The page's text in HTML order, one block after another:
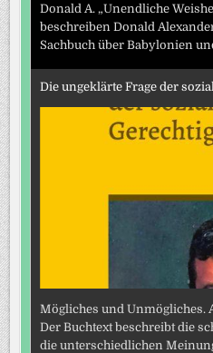
Donald A. „Unendliche
beschreiben Donald
Sachbuch über Babylonien
Die ungeklärte Frage der
Mögliches und Unmögliches.
Der Buchtext beschreibt die
die unterschiedlichen